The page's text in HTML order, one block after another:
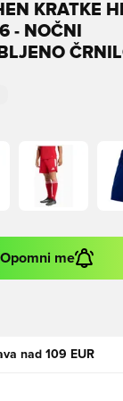
KRATKE
- NOČNI
Opomni me
nad 109 EUR